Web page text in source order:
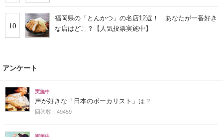
10
福岡県の「とんかつ」の名店12選！ あなたが一番好き
な店はどこ？【人気投票実施中】
アンケート
実施中
声が好きな「日本のボーカリスト」は？
回答数：49459